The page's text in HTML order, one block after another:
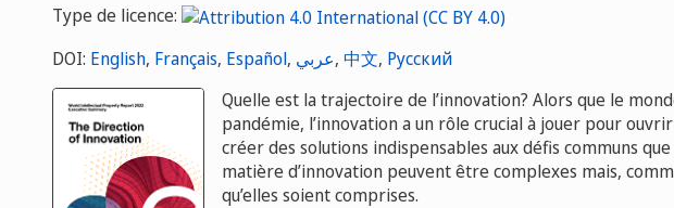
Type de licence:
DOI: English, Français, Español, عربي, 中文, Русский
Quelle est la trajectoire de l’innovation? Alors que le
pandémie, l’innovation a un rôle crucial à jouer pour
créer des solutions indispensables aux défis communs
matière d’innovation peuvent être complexes mais,
qu’elles soient comprises.